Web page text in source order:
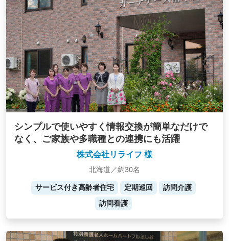
シンプルで使いやすく情報交換が簡単なだけで
なく、ご家族や多職種との連携にも活躍
株式会社リライフ 様
北海道／約30名
サービス付き高齢者住宅 定期巡回
訪問介護
訪問看護